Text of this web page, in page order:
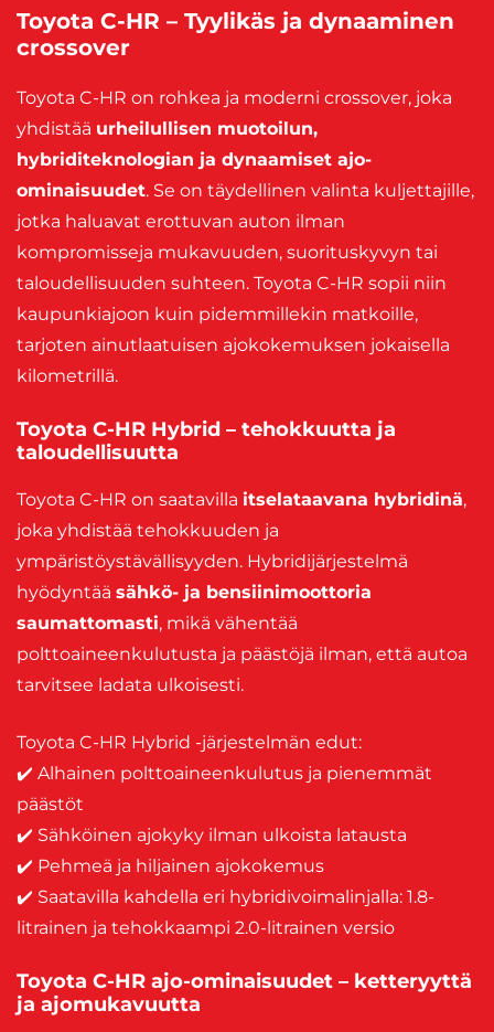
Toyota C-HR – Tyylikäs ja dynaaminen
crossover
Toyota C-HR on rohkea ja moderni crossover, joka
yhdistää urheilullisen muotoilun,
hybriditeknologian ja dynaamiset ajo-
ominaisuudet. Se on täydellinen valinta kuljettajille,
jotka haluavat erottuvan auton ilman
kompromisseja mukavuuden, suorituskyvyn tai
taloudellisuuden suhteen. Toyota C-HR sopii niin
kaupunkiajoon kuin pidemmillekin matkoille,
tarjoten ainutlaatuisen ajokokemuksen jokaisella
kilometrillä.
Toyota C-HR Hybrid – tehokkuutta ja
taloudellisuutta
Toyota C-HR on saatavilla itselataavana hybridinä,
joka yhdistää tehokkuuden ja
ympäristöystävällisyyden. Hybridijärjestelmä
hyödyntää sähkö- ja bensiinimoottoria
saumattomasti, mikä vähentää
polttoaineenkulutusta ja päästöjä ilman, että autoa
tarvitsee ladata ulkoisesti.
Toyota C-HR Hybrid -järjestelmän edut:
✔️ Alhainen polttoaineenkulutus ja pienemmät
päästöt
✔️ Sähköinen ajokyky ilman ulkoista latausta
✔️ Pehmeä ja hiljainen ajokokemus
✔️ Saatavilla kahdella eri hybridivoimalinjalla: 1.8-
litrainen ja tehokkaampi 2.0-litrainen versio
Toyota C-HR ajo-ominaisuudet – ketteryyttä
ja ajomukavuutta